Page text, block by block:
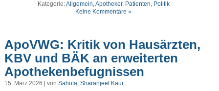
Kategorie:Allgemein,Apotheker, Patienten, Politik
Keine Kommentare »
ApoVWG: Kritik von Hausärzten,
KBV und BÄK an erweiterten
Apothekenbefugnissen
15. März 2026 | von Sahota, Sharanjeet Kaur